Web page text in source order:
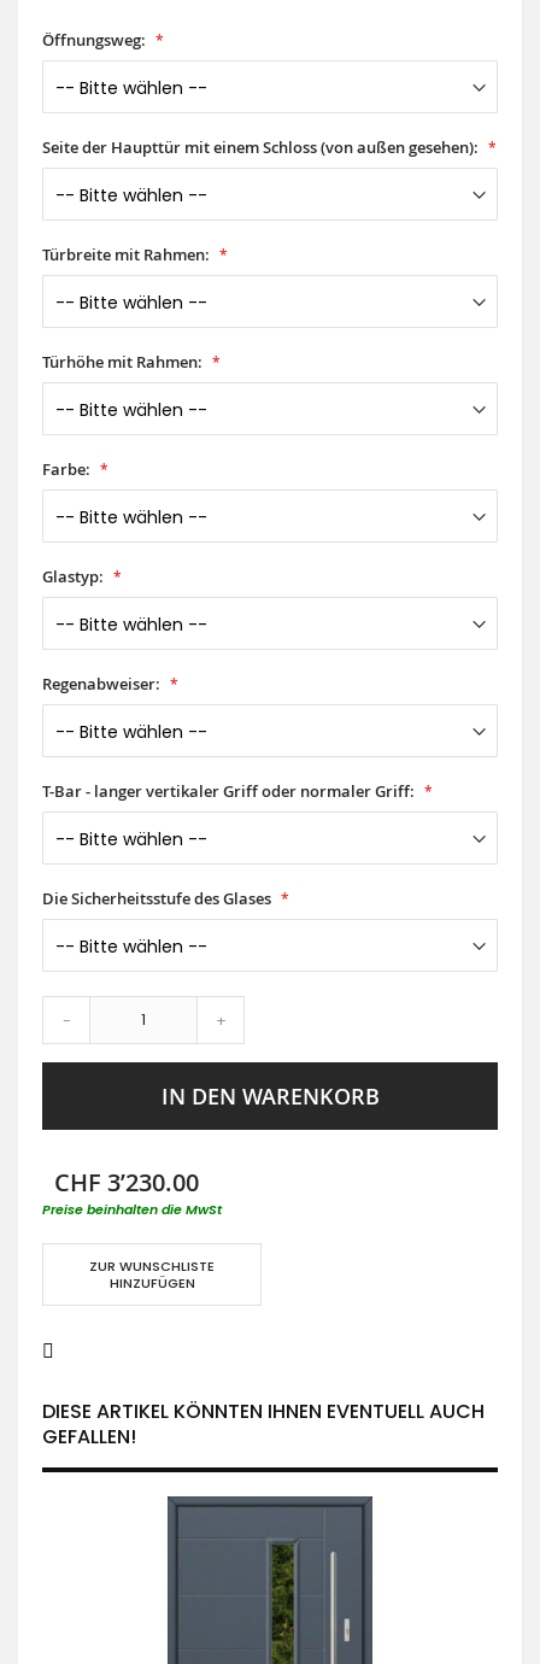
Öffnungsweg:
Seite der Haupttür mit einem Schloss (von außen gesehen):
Türbreite mit Rahmen:
Türhöhe mit Rahmen:
Farbe:
Glastyp:
Regenabweiser:
T-Bar - langer vertikaler Griff oder normaler Griff:
Die Sicherheitsstufe des Glases
- +
IN DEN WARENKORB
CHF 3’230.00
Preise beinhalten die MwSt
ZUR WUNSCHLISTE
HINZUFÜGEN
DIESE ARTIKEL KÖNNTEN IHNEN EVENTUELL AUCH
GEFALLEN!